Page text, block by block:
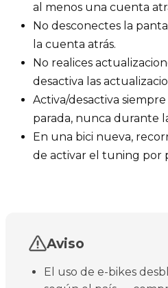
al menos una cuenta
No desconectes la
la cuenta atrás.
No realices
desactiva las
Activa/desactiva
parada, nunca durante
En una bici nueva,
de activar el tuning por
Aviso
El uso de e-bikes